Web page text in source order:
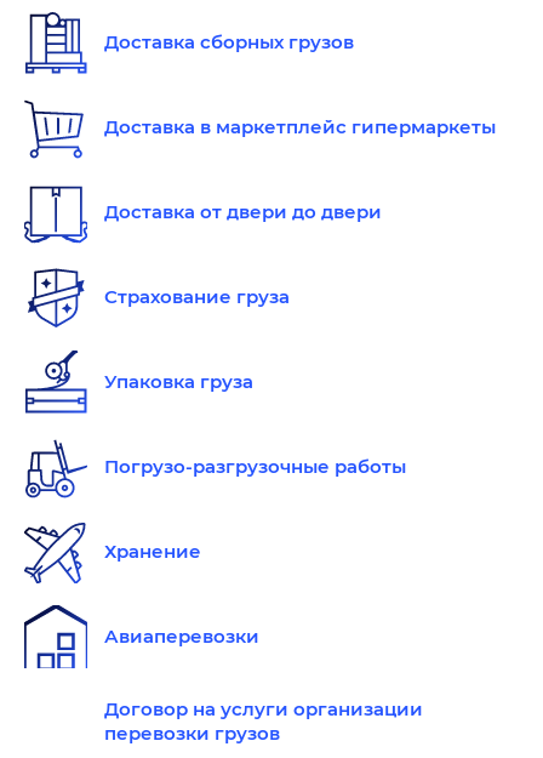
Доставка сборных грузов
Доставка в маркетплейс гипермаркеты
Доставка от двери до двери
Страхование груза
Упаковка груза
Погрузо-разгрузочные работы
Хранение
Авиаперевозки
Договор на услуги организации
перевозки грузов